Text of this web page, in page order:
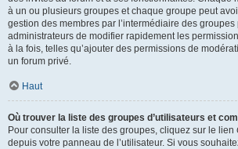
à un ou plusieurs groupes et chaque groupe peut
gestion des membres par l’intermédiaire des groupes
administrateurs de modifier rapidement les
à la fois, telles qu’ajouter des permissions de
un forum privé.
Haut
Où trouver la liste des groupes d’utilisateurs et
Pour consulter la liste des groupes, cliquez sur le lien
depuis votre panneau de l’utilisateur. Si vous